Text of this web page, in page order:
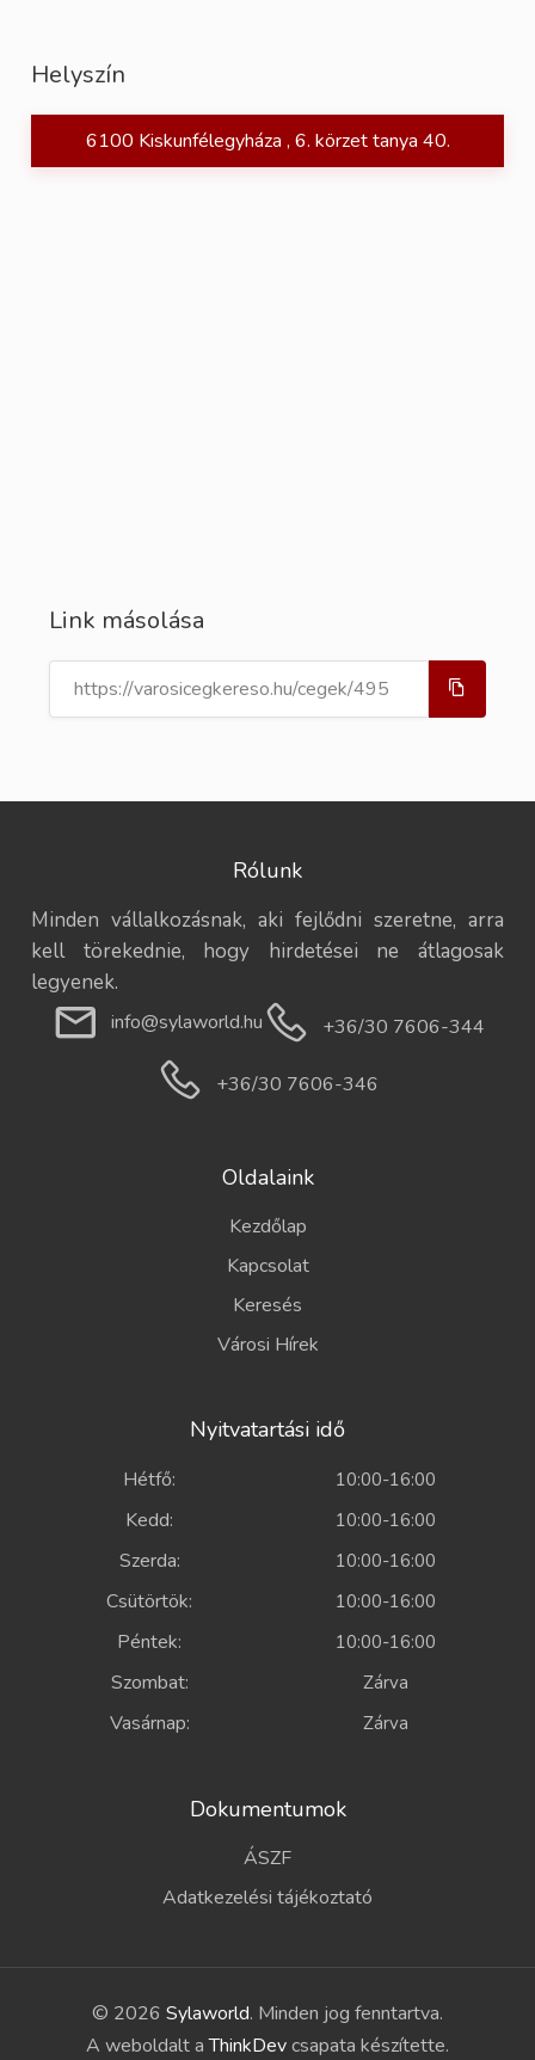
Helyszín
6100 Kiskunfélegyháza , 6. körzet tanya 40.
Link másolása
Rólunk
Minden vállalkozásnak, aki fejlődni szeretne, arra
kell törekednie, hogy hirdetései ne átlagosak
legyenek.
info@sylaworld.hu +36/30 7606-344
+36/30 7606-346
Oldalaink
Kezdőlap
Kapcsolat
Keresés
Városi Hírek
Nyitvatartási idő
Hétfő: 10:00-16:00
Kedd: 10:00-16:00
Szerda: 10:00-16:00
Csütörtök: 10:00-16:00
Péntek: 10:00-16:00
Szombat: Zárva
Vasárnap: Zárva
Dokumentumok
ÁSZF
Adatkezelési tájékoztató
© 2026 Sylaworld. Minden jog fenntartva.
A weboldalt aThinkDevcsapata készítette.